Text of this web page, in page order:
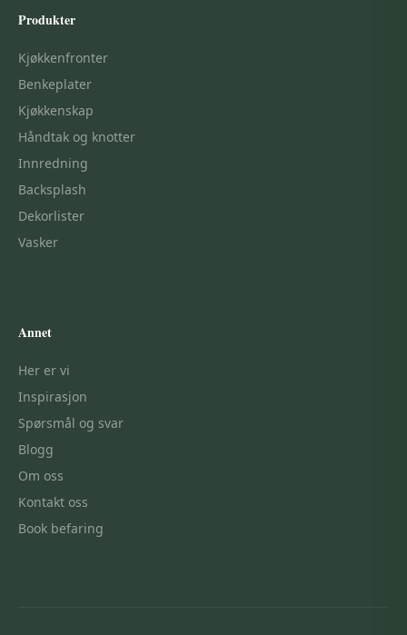
Produkter
Kjøkkenfronter
Benkeplater
Kjøkkenskap
Håndtak og knotter
Innredning
Backsplash
Dekorlister
Vasker
Annet
Her er vi
Inspirasjon
Spørsmål og svar
Blogg
Om oss
Kontakt oss
Book befaring